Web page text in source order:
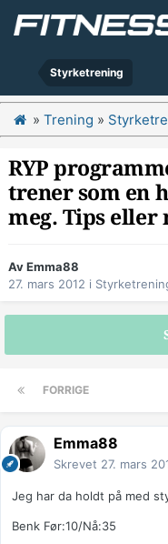
Styrketrening
» Trening »
RYP
trener som en
meg. Tips eller
AvEmma88
27. mars 2012 i
FORRIGE
Emma88
Skrevet 27. mars
Jeg har da holdt på med
Benk Før:10/Nå:35